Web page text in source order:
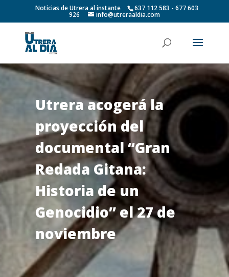
Noticias de Utrera al instante 637 112 583 - 677 603
926 info@utreraaldia.com
Utrera acogerá la
proyección del
documental “Gran
Redada Gitana:
Historia de un
Genocidio” el 27 de
noviembre